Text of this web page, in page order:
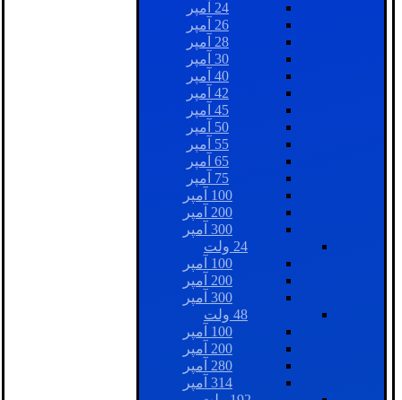
24 آمپر
26 آمپر
28 آمپر
30 آمپر
40 آمپر
42 آمپر
45 آمپر
50 آمپر
55 آمپر
65 آمپر
75 آمپر
100 آمپر
200 آمپر
300 آمپر
24 ولت
100 آمپر
200 آمپر
300 آمپر
48 ولت
100 آمپر
200 آمپر
280 آمپر
314 آمپر